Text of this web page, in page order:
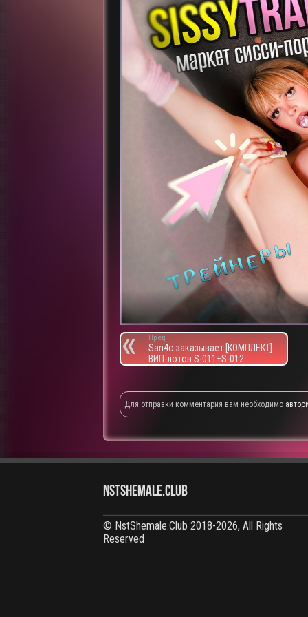
Пред.
San4o заказывает [КОМПЛЕКТ]
ВИП-лотов S-011+S-012
Для отправки комментария вам необходимо
NstShemale.Club
© NstShemale.Club 2018-2026, All Rights
Reserved